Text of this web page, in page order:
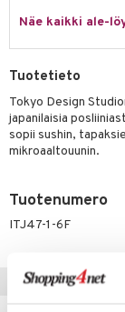
Näe kaikki ale-
Tuotetieto
Tokyo Design
japanilaisia
sopii sushin,
mikroaaltouunin.
Tuotenumero
ITJ47-1-6F
säilytys
tekstiilit
& Tyynyliinat
& Peitot
& Koukut
& Veistokset
& Lyhdyt
& Hyllyt
tekstiilit
tekstiilit
& vastauksia